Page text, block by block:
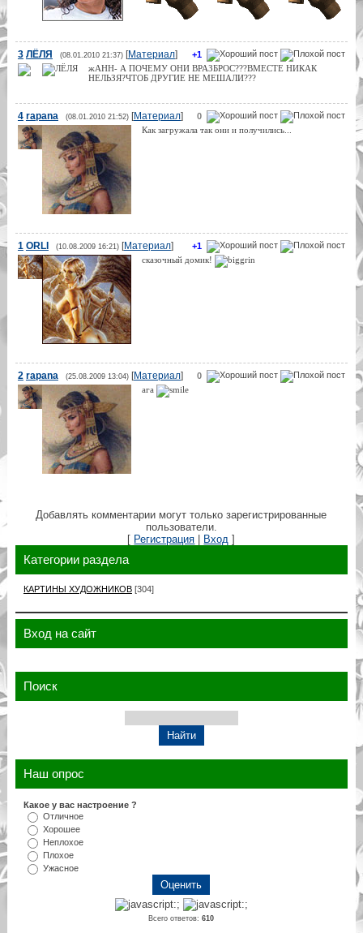
+1
3 ЛЁЛЯ (08.01.2010 21:37)[Материал]
жАНН- А ПОЧЕМУ ОНИ ВРАЗБРОС???ВМЕСТЕ НИКАК
НЕЛЬЗЯ?ЧТОБ ДРУГИЕ НЕ МЕШАЛИ???
0
4 rapana (08.01.2010 21:52)[Материал]
Как загружала так они и получились...
+1
1 ORLI (10.08.2009 16:21)[Материал]
сказочный домик!
0
2 rapana (25.08.2009 13:04)[Материал]
ага
Добавлять комментарии могут только зарегистрированные
пользователи.
[ Регистрация Вход ]
Категории раздела
КАРТИНЫ ХУДОЖНИКОВ [304]
Вход на сайт
Поиск
Наш опрос
Какое у вас настроение ?
Отличное
Хорошее
Неплохое
Плохое
Ужасное
Всего ответов:610